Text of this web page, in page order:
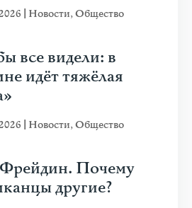
Новости,Общество
все видели: в
идёт тяжёлая
Новости,Общество
Почему
другие?